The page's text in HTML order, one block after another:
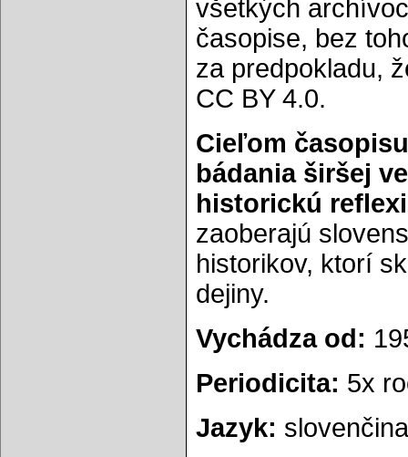
všetkých
časopise, bez
za predpokladu,
CC BY 4.0.
Cieľom
bádania širšej
historickú
zaoberajú
historikov, ktorí
dejiny.
Vychádza od:
Periodicita: 5x
Jazyk: